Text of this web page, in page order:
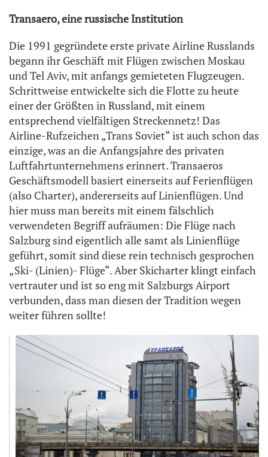
Transaero, eine russische Institution
Die 1991 gegründete erste private Airline Russlands
begann ihr Geschäft mit Flügen zwischen Moskau
und Tel Aviv, mit anfangs gemieteten Flugzeugen.
Schrittweise entwickelte sich die Flotte zu heute
einer der Größten in Russland, mit einem
entsprechend vielfältigen Streckennetz! Das
Airline-Rufzeichen „Trans Soviet“ ist auch schon das
einzige, was an die Anfangsjahre des privaten
Luftfahrtunternehmens erinnert. Transaeros
Geschäftsmodell basiert einerseits auf Ferienflügen
(also Charter), andererseits auf Linienflügen. Und
hier muss man bereits mit einem fälschlich
verwendeten Begriff aufräumen: Die Flüge nach
Salzburg sind eigentlich alle samt als Linienflüge
geführt, somit sind diese rein technisch gesprochen
„Ski- (Linien)- Flüge“. Aber Skicharter klingt einfach
vertrauter und ist so eng mit Salzburgs Airport
verbunden, dass man diesen der Tradition wegen
weiter führen sollte!